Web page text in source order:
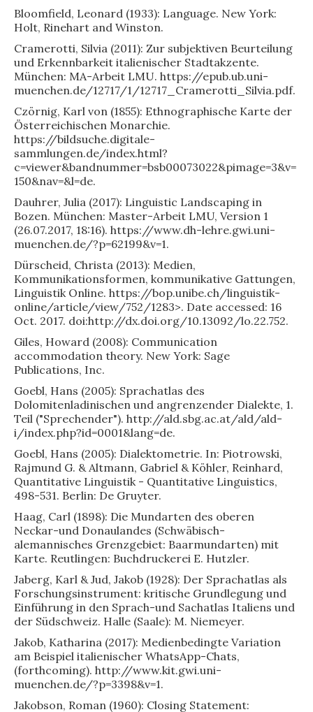
Bloomfield, Leonard (1933): Language. New York:
Holt, Rinehart and Winston.
Cramerotti, Silvia (2011): Zur subjektiven Beurteilung
und Erkennbarkeit italienischer Stadtakzente.
München: MA-Arbeit LMU. https://epub.ub.uni-
muenchen.de/12717/1/12717_Cramerotti_Silvia.pdf.
Czörnig, Karl von (1855): Ethnographische Karte der
Österreichischen Monarchie.
https://bildsuche.digitale-
sammlungen.de/index.html?
c=viewer&bandnummer=bsb00073022&pimage=3&v=
150&nav=&l=de.
Dauhrer, Julia (2017): Linguistic Landscaping in
Bozen. München: Master-Arbeit LMU, Version 1
(26.07.2017, 18:16). https://www.dh-lehre.gwi.uni-
muenchen.de/?p=62199&v=1.
Dürscheid, Christa (2013): Medien,
Kommunikationsformen, kommunikative Gattungen,
Linguistik Online. https://bop.unibe.ch/linguistik-
online/article/view/752/1283>. Date accessed: 16
Oct. 2017. doi:http://dx.doi.org/10.13092/lo.22.752.
Giles, Howard (2008): Communication
accommodation theory. New York: Sage
Publications, Inc.
Goebl, Hans (2005): Sprachatlas des
Dolomitenladinischen und angrenzender Dialekte, 1.
Teil ("Sprechender"). http://ald.sbg.ac.at/ald/ald-
i/index.php?id=0001&lang=de.
Goebl, Hans (2005): Dialektometrie. In: Piotrowski,
Rajmund G. & Altmann, Gabriel & Köhler, Reinhard,
Quantitative Linguistik - Quantitative Linguistics,
498-531. Berlin: De Gruyter.
Haag, Carl (1898): Die Mundarten des oberen
Neckar-und Donaulandes (Schwäbisch-
alemannisches Grenzgebiet: Baarmundarten) mit
Karte. Reutlingen: Buchdruckerei E. Hutzler.
Jaberg, Karl & Jud, Jakob (1928): Der Sprachatlas als
Forschungsinstrument: kritische Grundlegung und
Einführung in den Sprach-und Sachatlas Italiens und
der Südschweiz. Halle (Saale): M. Niemeyer.
Jakob, Katharina (2017): Medienbedingte Variation
am Beispiel italienischer WhatsApp-Chats,
(forthcoming). http://www.kit.gwi.uni-
muenchen.de/?p=3398&v=1.
Jakobson, Roman (1960): Closing Statement: